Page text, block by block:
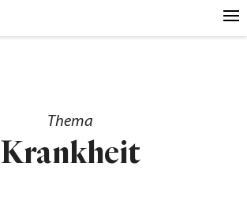
Thema
Krankheit